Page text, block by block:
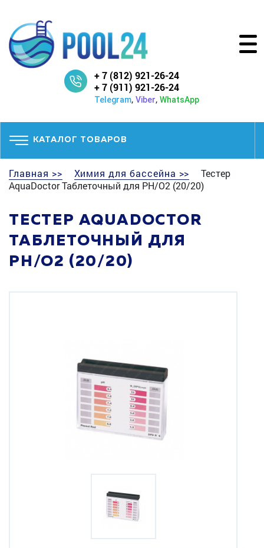
+ 7 (812) 921-26-24
+ 7 (911) 921-26-24
Telegram, Viber, WhatsApp
КАТАЛОГ ТОВАРОВ
Главная >> Химия для бассейна >>
Тестер
AquaDoctor Таблеточный для PH/O2 (20/20)
ТЕСТЕР AQUADOCTOR
ТАБЛЕТОЧНЫЙ ДЛЯ
PH/O2 (20/20)